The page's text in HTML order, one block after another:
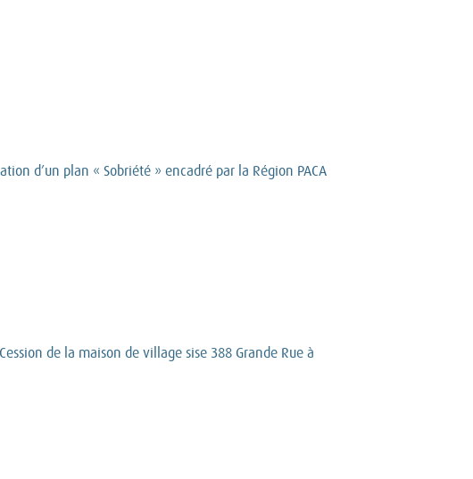
d’un plan « Sobriété » encadré par la Région PACA
de la maison de village sise 388 Grande Rue à